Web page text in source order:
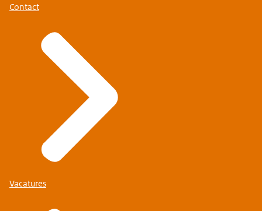
Contact
Vacatures